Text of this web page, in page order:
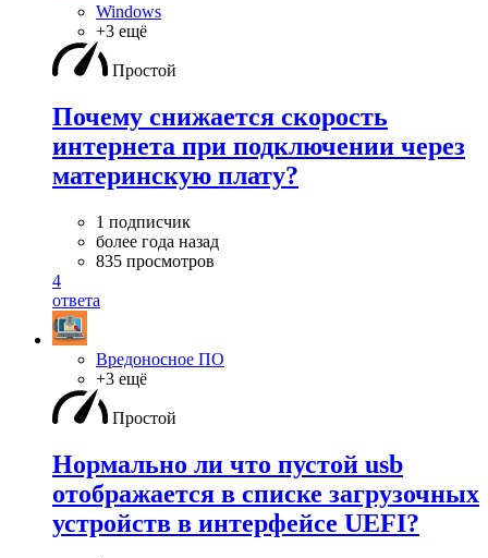
Windows
+3 ещё
Простой
Почему снижается скорость
интернета при подключении через
материнскую плату?
1 подписчик
более года назад
835 просмотров
4
ответа
Вредоносное ПО
+3 ещё
Простой
Нормально ли что пустой usb
отображается в списке загрузочных
устройств в интерфейсе UEFI?